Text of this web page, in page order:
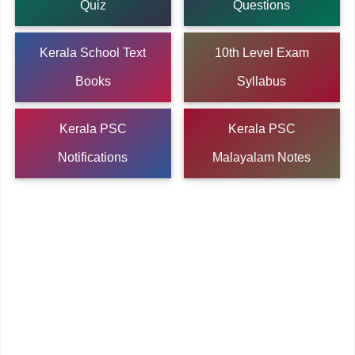
Quiz Questions
Kerala School Text
Books
10th Level Exam
Syllabus
Kerala PSC
Notifications
Kerala PSC
Malayalam Notes